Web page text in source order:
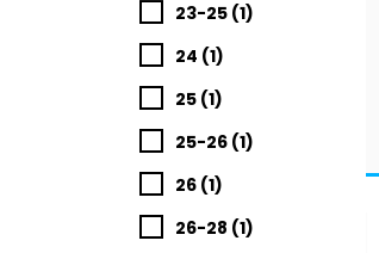
23-25 (1)
24 (1)
25 (1)
25-26 (1)
26 (1)
26-28 (1)